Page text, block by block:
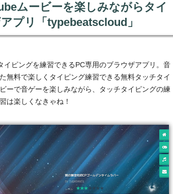
ムービーを楽しみながらタイ
プリ「typebeatscloud」
イピングを練習できるPC専用のブラウザアプリ。音
無料で楽しくタイピング練習できる無料タッチタイ
ーで音ゲーを楽しみながら、タッチタイピングの練
は楽しくなきゃね！